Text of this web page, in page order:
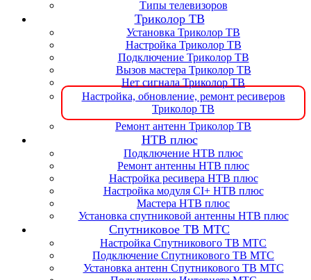
Типы телевизоров
Триколор ТВ
Установка Триколор ТВ
Настройка Триколор ТВ
Подключение Триколор ТВ
Вызов мастера Триколор ТВ
Нет сигнала Триколор ТВ
Настройка, обновление, ремонт ресиверов
Триколор ТВ
Ремонт антенн Триколор ТВ
НТВ плюс
Подключение НТВ плюс
Ремонт антенны НТВ плюс
Настройка ресивера НТВ плюс
Настройка модуля CI+ НТВ плюс
Мастера НТВ плюс
Установка спутниковой антенны НТВ плюс
Спутниковое ТВ МТС
Настройка Спутникового ТВ МТС
Подключение Спутникового ТВ МТС
Установка антенн Спутникового ТВ МТС